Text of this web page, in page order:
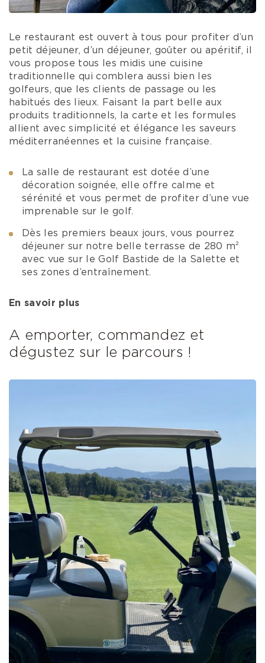
Le restaurant est ouvert à tous pour profiter d’un
petit déjeuner, d’un déjeuner, goûter ou apéritif, il
vous propose tous les midis une cuisine
traditionnelle qui comblera aussi bien les
golfeurs, que les clients de passage ou les
habitués des lieux. Faisant la part belle aux
produits traditionnels, la carte et les formules
allient avec simplicité et élégance les saveurs
méditerranéennes et la cuisine française.
La salle de restaurant est dotée d’une
décoration soignée, elle offre calme et
sérénité et vous permet de profiter d’une vue
imprenable sur le golf.
Dès les premiers beaux jours, vous pourrez
déjeuner sur notre belle terrasse de 280 m²
avec vue sur le Golf Bastide de la Salette et
ses zones d’entraînement.
En savoir plus
A emporter, commandez et
dégustez sur le parcours !